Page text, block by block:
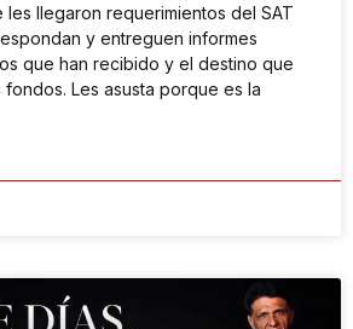
les llegaron requerimientos del SAT
y entreguen informes
que han recibido y el destino que
Les asusta porque es la